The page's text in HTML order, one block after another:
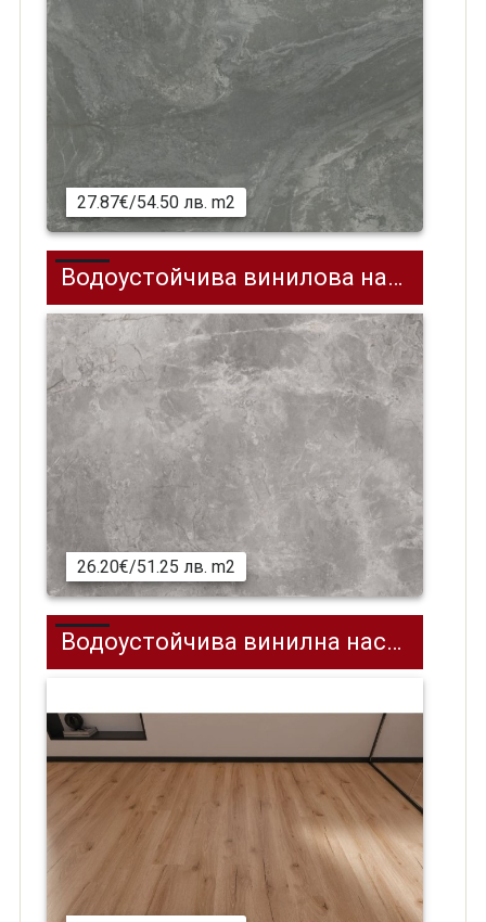
27.87€/54.50 лв. m2
Водоустойчива винилова настилка (SPC) на клик система Effector 4-15, 304.8 х 609.6 мм
26.20€/51.25 лв. m2
Водоустойчива винилна настилка SPC на клик система REPUBLIC REASCT007, Squeeeze, 1880 x 228 мм